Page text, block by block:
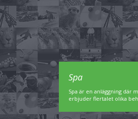
Spa
Spa är en anläggning där
erbjuder flertalet olika